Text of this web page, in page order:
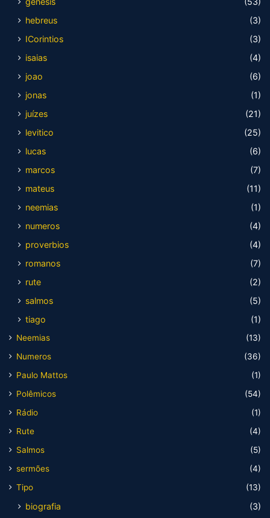
hebreus
(3)
ICorintios
(3)
isaias
(4)
joao
(6)
jonas
(1)
juízes
(21)
levitico
(25)
lucas
(6)
marcos
(7)
mateus
(11)
neemias
(1)
numeros
(4)
proverbios
(4)
romanos
(7)
rute
(2)
salmos
(5)
tiago
(1)
Neemias
(13)
Numeros
(36)
Paulo Mattos
(1)
Polêmicos
(54)
Rádio
(1)
Rute
(4)
Salmos
(5)
sermões
(4)
Tipo
(13)
biografia
(3)